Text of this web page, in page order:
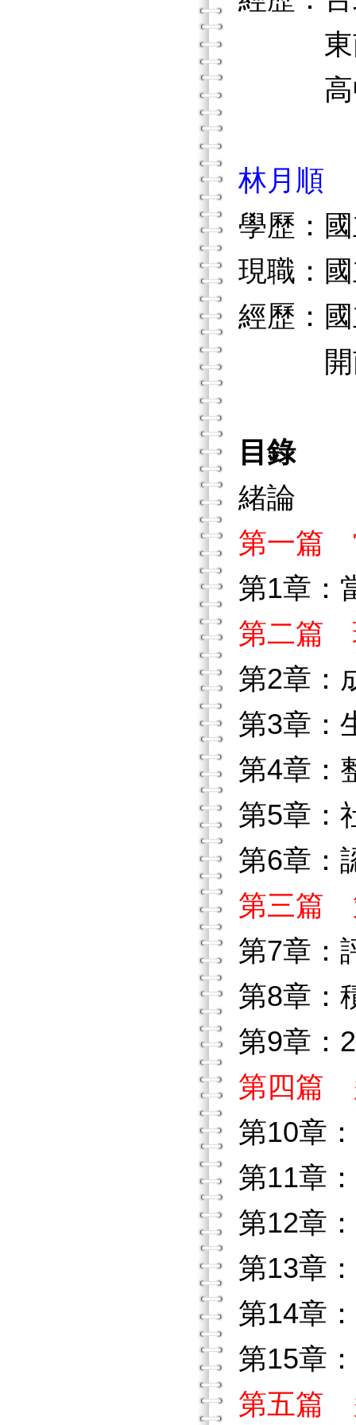
東南
高中
林月順
學歷：
現職：
經歷：
開南
目錄
緒論
第一篇
第1章：
第二篇
第2章：
第3章：
第4章：
第5章：
第6章：
第三篇
第7章：
第8章：
第9章：
第四篇
第10章
第11章
第12章
第13章
第14章
第15章
第五篇